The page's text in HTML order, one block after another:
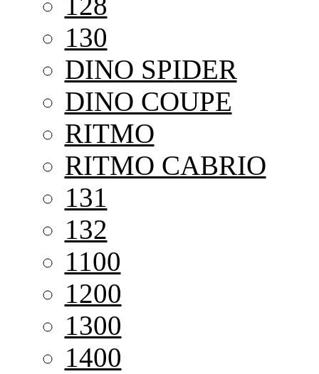
130
DINO SPIDER
DINO COUPE
RITMO
RITMO CABRIO
131
132
1100
1200
1300
1400